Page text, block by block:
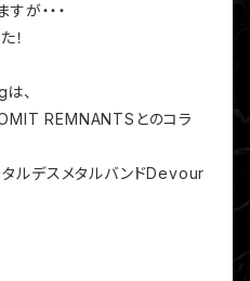
が・・・
！
、
REMNANTSとのコラ
ルデスメタルバンドDevour